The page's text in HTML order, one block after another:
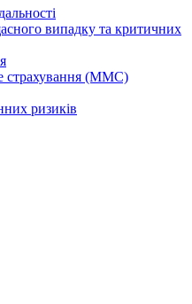
випадку та критичних
страхування (ММС)
ризиків